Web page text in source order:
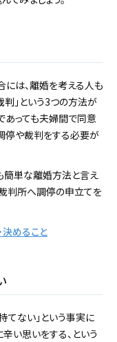
は、離婚を考える人も
判 」という3つの方法が
あっても夫婦間で同意
停や裁判をする必要が
簡単な離婚方法と言え
判所へ調停の申立てを
めること
てない」という事実に
い思いをする、という